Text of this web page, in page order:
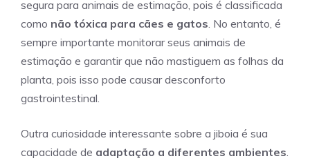
segura para animais de estimação, pois é classificada
como não tóxica para cães e gatos. No entanto, é
sempre importante monitorar seus animais de
estimação e garantir que não mastiguem as folhas da
planta, pois isso pode causar desconforto
gastrointestinal.
Outra curiosidade interessante sobre a jiboia é sua
capacidade de adaptação a diferentes ambientes.